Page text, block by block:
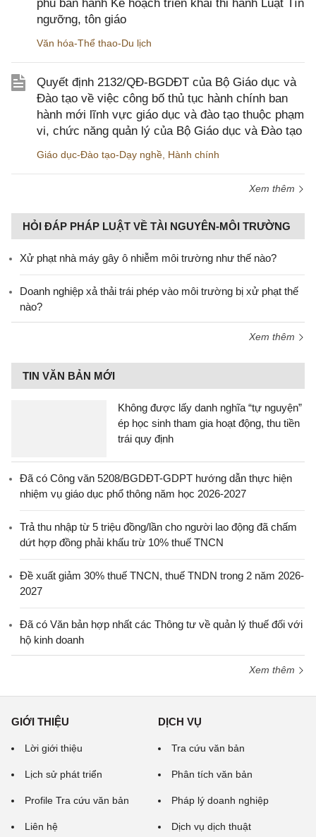
phủ ban hành Kế hoạch triển khai thi hành Luật Tín
ngưỡng, tôn giáo
Văn hóa-Thể thao-Du lịch
Quyết định 2132/QĐ-BGDĐT của Bộ Giáo dục và
Đào tạo về việc công bố thủ tục hành chính ban
hành mới lĩnh vực giáo dục và đào tạo thuộc phạm
vi, chức năng quản lý của Bộ Giáo dục và Đào tạo
Giáo dục-Đào tạo-Dạy nghề Hành chính
Xem thêm
HỎI ĐÁP PHÁP LUẬT VỀ TÀI NGUYÊN-MÔI TRƯỜNG
Xử phạt nhà máy gây ô nhiễm môi trường như thế nào?
Doanh nghiệp xả thải trái phép vào môi trường bị xử phạt thế
nào?
Xem thêm
TIN VĂN BẢN MỚI
Không được lấy danh nghĩa “tự nguyện”
ép học sinh tham gia hoạt động, thu tiền
trái quy định
Đã có Công văn 5208/BGDĐT-GDPT hướng dẫn thực hiện
nhiệm vụ giáo dục phổ thông năm học 2026-2027
Trả thu nhập từ 5 triệu đồng/lần cho người lao động đã chấm
dứt hợp đồng phải khấu trừ 10% thuế TNCN
Đề xuất giảm 30% thuế TNCN, thuế TNDN trong 2 năm 2026-
2027
Đã có Văn bản hợp nhất các Thông tư về quản lý thuế đối với
hộ kinh doanh
Xem thêm
GIỚI THIỆU
Lời giới thiệu
Lịch sử phát triển
Profile Tra cứu văn bản
Liên hệ
DỊCH VỤ
Tra cứu văn bản
Phân tích văn bản
Pháp lý doanh nghiệp
Dịch vụ dịch thuật